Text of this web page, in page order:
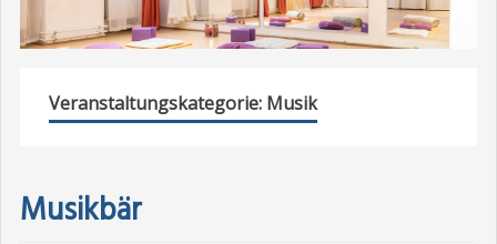
Veranstaltungskategorie: Musik
Musikbär